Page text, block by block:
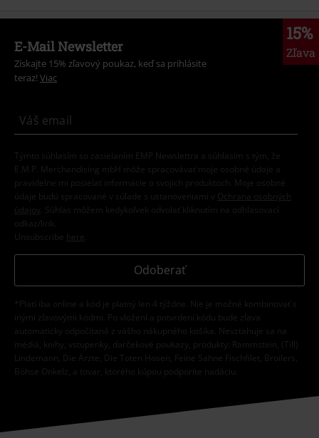
15%
Zľava
E-Mail Newsletter
Získajte 15% zľavový poukaz, keď sa prihlásite
teraz! Viac
Týmto súhlasím so zasielaním EMP Newslettra a súhlasím s tým, že
E.M.P. Merchandising mbH môže spracovávať moje osobné údaje a
pravidelne mi posielať informácie o svojich produktoch. Moje osobné
údaje budú spracované v súlade s ustanoveniami v
Ochrana osobných
údajov
. Súhlas môžem kedykoľvek odvolať kliknutím na odhlasovací
odkaz/link.
Unsubscribe here
Odoberať
*Platí iba online a kód je platný len 4 týždne. Nie je možné kombinovať s
inými zľavovými kódmi. Po vložení a potvrdení kódu bude zľava
automaticky odpočítaná z vášho nákupného košíka. Nevzťahuje sa na
médiá, knihy, vstupenky, darčekové poukazy, produkty: Rammstein, (Till)
Lindemann, Die Ärzte, Die Toten Hosen, Feine Sahne Fischfilet, Broilers,
Böhse Onkelz, a tovar, ktorého kúpou podporíte nadáciu.